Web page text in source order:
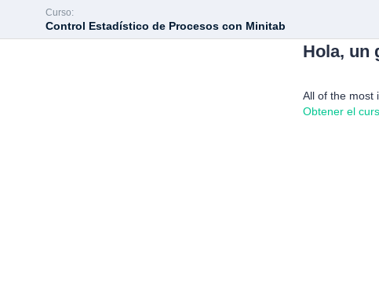
Curso:
Control Estadístico de Procesos con Minitab
Hola, un
All of the most
Obtener el